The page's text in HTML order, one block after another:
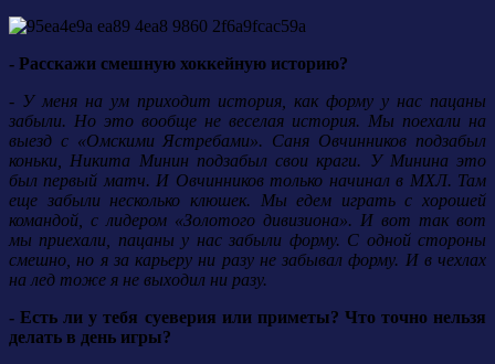
- Расскажи смешную хоккейную историю?
- У меня на ум приходит история, как форму у нас пацаны
забыли. Но это вообще не веселая история. Мы поехали на
выезд с «Омскими Ястребами». Саня Овчинников подзабыл
коньки, Никита Минин подзабыл свои краги. У Минина это
был первый матч. И Овчинников только начинал в МХЛ. Там
еще забыли несколько клюшек. Мы едем играть с хорошей
командой, с лидером «Золотого дивизиона». И вот так вот
мы приехали, пацаны у нас забыли форму. С одной стороны
смешно, но я за карьеру ни разу не забывал форму. И в чехлах
на лед тоже я не выходил ни разу.
- Есть ли у тебя суеверия или приметы? Что точно нельзя
делать в день игры?